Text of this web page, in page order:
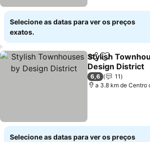
Selecione as datas para ver os preços
exatos.
PartilharAdicionar
Stylish
Design District
Ver preços
6,6
11
a 3.8 km de Centro
Selecione as datas para ver os preços